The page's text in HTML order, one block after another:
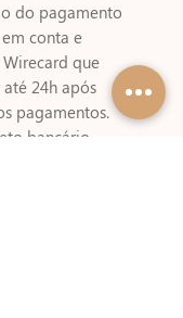
do pagamento
conta e
que
24h após
pagamentos.
bancário